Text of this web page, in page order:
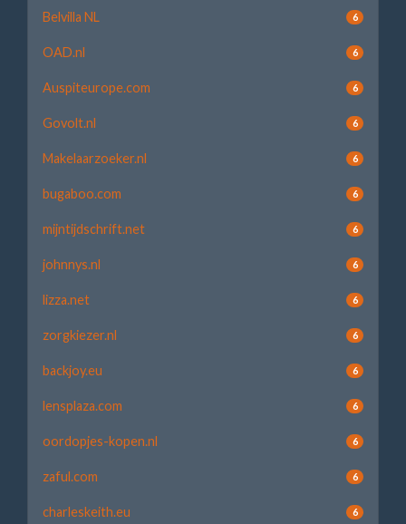
Belvilla NL 6
OAD.nl 6
Auspiteurope.com 6
Govolt.nl 6
Makelaarzoeker.nl 6
bugaboo.com 6
mijntijdschrift.net 6
johnnys.nl 6
lizza.net 6
zorgkiezer.nl 6
backjoy.eu 6
lensplaza.com 6
oordopjes-kopen.nl 6
zaful.com 6
charleskeith.eu 6